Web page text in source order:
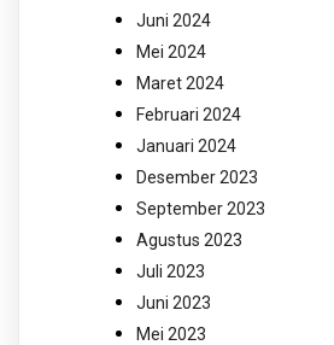
Juni 2024
Mei 2024
Maret 2024
Februari 2024
Januari 2024
Desember 2023
September 2023
Agustus 2023
Juli 2023
Juni 2023
Mei 2023